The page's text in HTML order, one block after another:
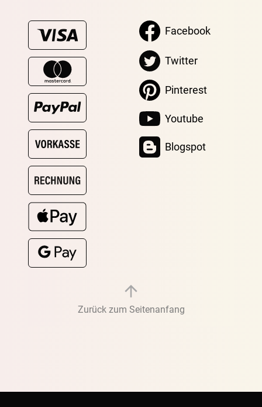
Facebook
Twitter
Pinterest
Youtube
Blogspot
Zurück zum Seitenanfang